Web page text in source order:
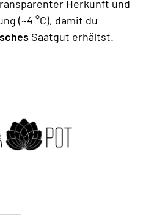
Herkunft und
(~4 °C), damit du
Saatgut erhältst.